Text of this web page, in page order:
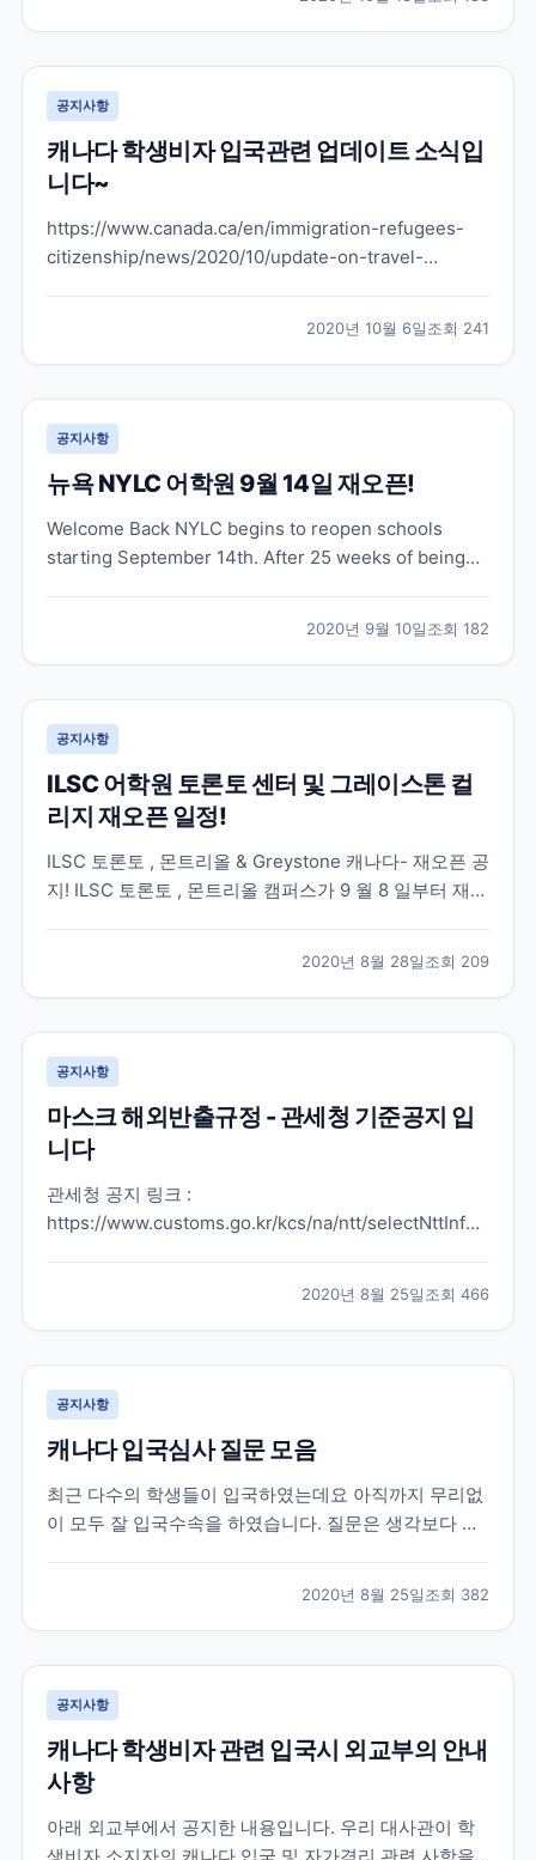
떤 부분으로 늘어날지 아직은 발표된 바는 없지만 캐나
다도 그렇고 뉴질랜드도 학생비자 학생들을 슬슬 받으려
는...
공지사항
캐나다 학생비자 입국관련 업데이트 소식입
니다~
https://www.canada.ca/en/immigration-refugees-
citizenship/news/2020/10/update-on-travel-
2020년 10월 6일조회 241
공지사항
뉴욕 NYLC 어학원 9월 14일 재오픈!
Welcome Back NYLC begins to reopen schools
starting September 14th. After 25 weeks of being
2020년 9월 10일조회 182
공지사항
ILSC 어학원 토론토 센터 및 그레이스톤 컬
리지 재오픈 일정!
ILSC 토론토 , 몬트리올 & Greystone 캐나다- 재오픈 공
지! ILSC 토론토 , 몬트리올 캠퍼스가 9 월 8 일부터 재오
대면수업을 제공할 예정입니다 . 온라인 수업은 캐나다
동부...
2020년 8월 28일조회 209
공지사항
마스크 해외반출규정 - 관세청 기준공지 입
니다
관세청 공지 링크 :
https://www.customs.go.kr/kcs/na/ntt/selectNttInfo.do?
60개 2~3개월 90개 3~4개월 120개 4개월 초과 150개
※마스크...
2020년 8월 25일조회 466
공지사항
캐나다 입국심사 질문 모음
최근 다수의 학생들이 입국하였는데요 아직까지 무리없
이 모두 잘 입국수속을 하였습니다. 질문은 생각보다 많
가 많았습니다. 먼저 가장 궁금해 하시는 캐나다 입국 심
사 질문들은 대략 아래와 같습니다. 영어로 간단히 번역
을...
2020년 8월 25일조회 382
공지사항
캐나다 학생비자 관련 입국시 외교부의 안내
사항
아래 외교부에서 공지한 내용입니다. 우리 대사관이 학